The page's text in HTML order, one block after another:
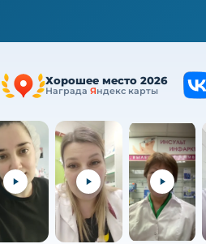
Хорошее место 2026
НаградаЯндекс карты